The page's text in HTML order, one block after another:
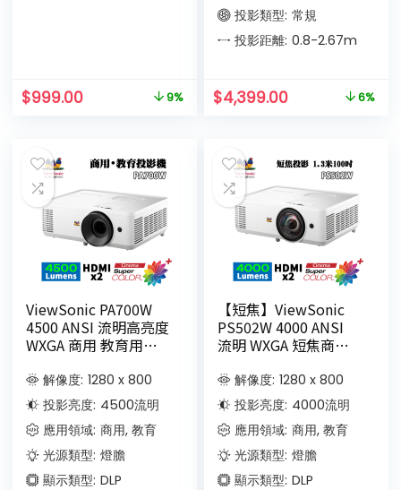
$999.00 9%
投影類型: 常規
投影距離: 0.8-2.67m
$4,399.00 6%
ViewSonic PA700W
4500 ANSI 流明高亮度
WXGA 商用 教育用投
解像度: 1280 x 800
投影亮度: 4500流明
應用領域: 商用, 教育
光源類型: 燈膽
顯示類型: DLP
【短焦】ViewSonic
PS502W 4000 ANSI
流明 WXGA 短焦商業
解像度: 1280 x 800
投影亮度: 4000流明
應用領域: 商用, 教育
光源類型: 燈膽
顯示類型: DLP